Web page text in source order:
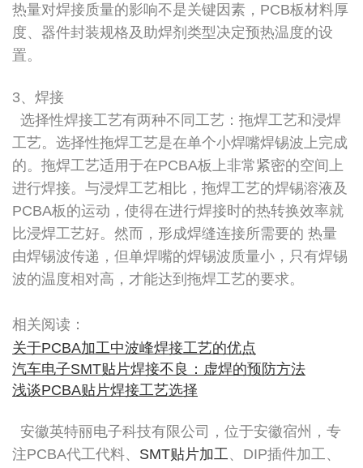
热量对焊接质量的影响不是关键因素，PCB板材料厚
度、器件封装规格及助焊剂类型决定预热温度的设
置。
3、焊接
选择性焊接工艺有两种不同工艺：拖焊工艺和浸焊
工艺。选择性拖焊工艺是在单个小焊嘴焊锡波上完成
的。拖焊工艺适用于在PCBA板上非常紧密的空间上
进行焊接。与浸焊工艺相比，拖焊工艺的焊锡溶液及
PCBA板的运动，使得在进行焊接时的热转换效率就
比浸焊工艺好。然而，形成焊缝连接所需要的 热量
由焊锡波传递，但单焊嘴的焊锡波质量小，只有焊锡
波的温度相对高，才能达到拖焊工艺的要求。
相关阅读：
关于PCBA加工中波峰焊接工艺的优点
汽车电子SMT贴片焊接不良：虚焊的预防方法
浅谈PCBA贴片焊接工艺选择
安徽英特丽电子科技有限公司，位于安徽宿州，专
注PCBA代工代料、 SMT贴片加工、DIP插件加工、